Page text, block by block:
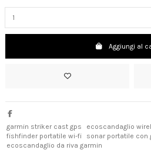
Aggiungi al
garmin striker cast gps
ecoscandaglio
fishfinder portatile wi-fi
sonar portatile con
ecoscandaglio da riva garmin